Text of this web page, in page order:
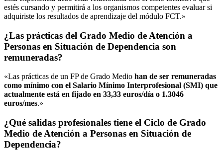
estés cursando y permitirá a los organismos competentes evaluar si
adquiriste los resultados de aprendizaje del módulo FCT.»
¿Las prácticas del Grado Medio de Atención a
Personas en Situación de Dependencia son
remuneradas?
«Las prácticas de un FP de Grado Medio han de ser remuneradas
como mínimo con el Salario Mínimo Interprofesional (SMI) que
actualmente está en fijado en 33,33 euros/día o 1.3046
euros/mes.»
¿Qué salidas profesionales tiene el Ciclo de Grado
Medio de Atención a Personas en Situación de
Dependencia?